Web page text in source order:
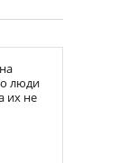
люди
их не